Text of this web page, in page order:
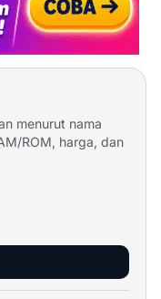
menurut nama
ROM, harga, dan